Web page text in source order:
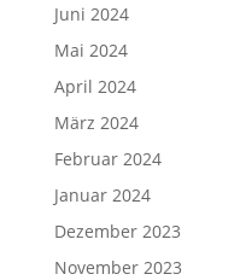
Juni 2024
Mai 2024
April 2024
März 2024
Februar 2024
Januar 2024
Dezember 2023
November 2023